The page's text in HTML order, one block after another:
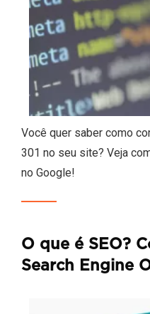
Você quer saber como
301 no seu site? Veja
no Google!
O que é SEO?
Search Engine